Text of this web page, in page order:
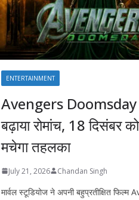
ENTERTAINMENT
Avengers Doomsday
बढ़ाया रोमांच, 18 दिसंबर
मचेगा तहलका
July 21, 2026 Chandan Singh
मार्वल स्टूडियोज ने अपनी बहुप्रतीक्षित फिल्म